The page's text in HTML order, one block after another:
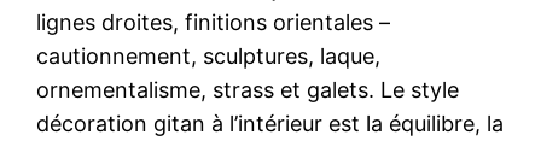
lignes droites, finitions orientales –
cautionnement, sculptures, laque,
ornementalisme, strass et galets. Le style
décoration gitan à l’intérieur est la équilibre, la